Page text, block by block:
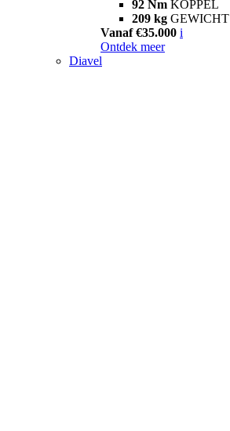
92 Nm KOPPEL
209 kg GEWICHT
Vanaf €35.000 i
Ontdek meer
Diavel